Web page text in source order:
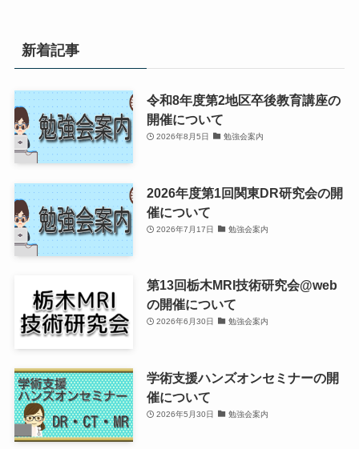
新着記事
令和8年度第2地区卒後教育講座の
開催について
2026年8月5日 勉強会案内
2026年度第1回関東DR研究会の開
催について
2026年7月17日 勉強会案内
第13回栃木MRI技術研究会@web
の開催について
2026年6月30日 勉強会案内
学術支援ハンズオンセミナーの開
催について
2026年5月30日 勉強会案内